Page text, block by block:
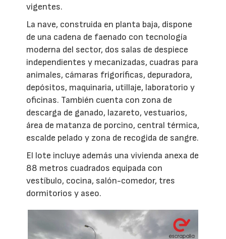
vigentes.
La nave, construida en planta baja, dispone
de una cadena de faenado con tecnología
moderna del sector, dos salas de despiece
independientes y mecanizadas, cuadras para
animales, cámaras frigoríficas, depuradora,
depósitos, maquinaria, utillaje, laboratorio y
oficinas. También cuenta con zona de
descarga de ganado, lazareto, vestuarios,
área de matanza de porcino, central térmica,
escalde pelado y zona de recogida de sangre.
El lote incluye además una vivienda anexa de
88 metros cuadrados equipada con
vestíbulo, cocina, salón-comedor, tres
dormitorios y aseo.